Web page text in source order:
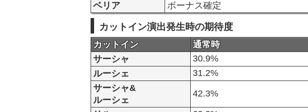
ベリア
ボーナス確定
カットイン演出発生時の期待度
カットイン 通常時
サーシャ
30.9%
ルーシェ
31.2%
サーシャ&
ルーシェ
42.3%